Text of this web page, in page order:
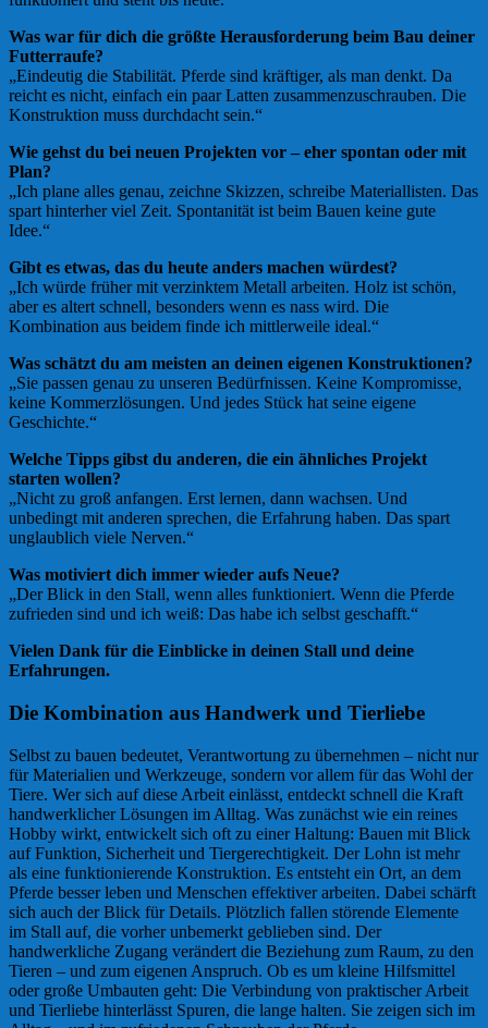
Was war für dich die größte Herausforderung beim Bau deiner
Futterraufe?
„Eindeutig die Stabilität. Pferde sind kräftiger, als man denkt. Da
reicht es nicht, einfach ein paar Latten zusammenzuschrauben. Die
Konstruktion muss durchdacht sein.“
Wie gehst du bei neuen Projekten vor – eher spontan oder mit
Plan?
„Ich plane alles genau, zeichne Skizzen, schreibe Materiallisten. Das
spart hinterher viel Zeit. Spontanität ist beim Bauen keine gute
Idee.“
Gibt es etwas, das du heute anders machen würdest?
„Ich würde früher mit verzinktem Metall arbeiten. Holz ist schön,
aber es altert schnell, besonders wenn es nass wird. Die
Kombination aus beidem finde ich mittlerweile ideal.“
Was schätzt du am meisten an deinen eigenen Konstruktionen?
„Sie passen genau zu unseren Bedürfnissen. Keine Kompromisse,
keine Kommerzlösungen. Und jedes Stück hat seine eigene
Geschichte.“
Welche Tipps gibst du anderen, die ein ähnliches Projekt
starten wollen?
„Nicht zu groß anfangen. Erst lernen, dann wachsen. Und
unbedingt mit anderen sprechen, die Erfahrung haben. Das spart
unglaublich viele Nerven.“
Was motiviert dich immer wieder aufs Neue?
„Der Blick in den Stall, wenn alles funktioniert. Wenn die Pferde
zufrieden sind und ich weiß: Das habe ich selbst geschafft.“
Vielen Dank für die Einblicke in deinen Stall und deine
Erfahrungen.
Die Kombination aus Handwerk und Tierliebe
Selbst zu bauen bedeutet, Verantwortung zu übernehmen – nicht nur
für Materialien und Werkzeuge, sondern vor allem für das Wohl der
Tiere. Wer sich auf diese Arbeit einlässt, entdeckt schnell die Kraft
handwerklicher Lösungen im Alltag. Was zunächst wie ein reines
Hobby wirkt, entwickelt sich oft zu einer Haltung: Bauen mit Blick
auf Funktion, Sicherheit und Tiergerechtigkeit. Der Lohn ist mehr
als eine funktionierende Konstruktion. Es entsteht ein Ort, an dem
Pferde besser leben und Menschen effektiver arbeiten. Dabei schärft
sich auch der Blick für Details. Plötzlich fallen störende Elemente
im Stall auf, die vorher unbemerkt geblieben sind. Der
handwerkliche Zugang verändert die Beziehung zum Raum, zu den
Tieren – und zum eigenen Anspruch. Ob es um kleine Hilfsmittel
oder große Umbauten geht: Die Verbindung von praktischer Arbeit
und Tierliebe hinterlässt Spuren, die lange halten. Sie zeigen sich im